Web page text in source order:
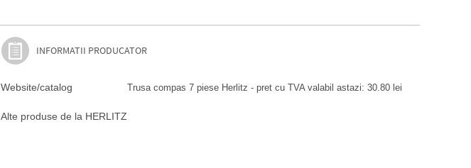
INFORMATII PRODUCATOR
Website/catalog
Alte produse de la HERLITZ
Trusa compas 7 piese Herlitz - pret cu TVA valabil astazi: 30.80 lei